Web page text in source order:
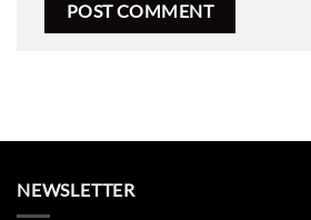
NEWSLETTER